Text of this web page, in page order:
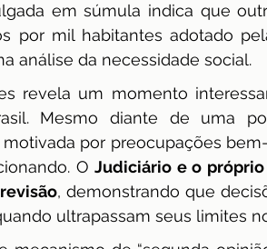
em súmula indica que
por mil habitantes adotado
análise da necessidade social.
revela um momento
Mesmo diante de uma
por preocupações
O Judiciário e o
, demonstrando que
ultrapassam seus limites